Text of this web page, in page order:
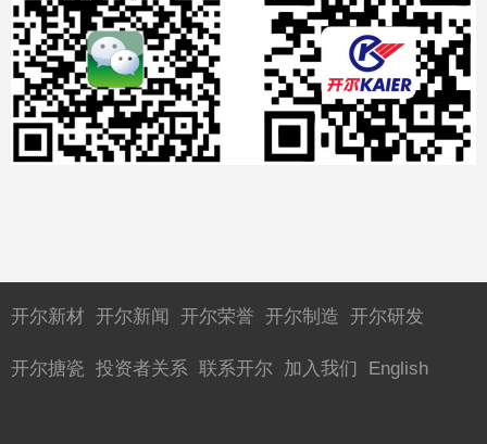
开尔新材 开尔新闻 开尔荣誉 开尔制造 开尔研发
开尔搪瓷 投资者关系 联系开尔 加入我们 English